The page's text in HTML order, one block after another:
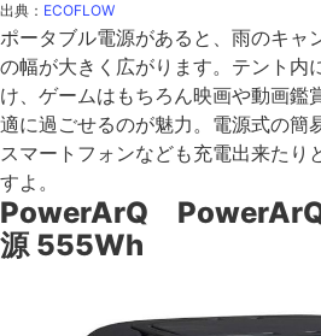
出典： ECOFLOW
ポータブル電源があると、雨のキャ
の幅が大きく広がります。テント内
け、ゲームはもちろん映画や動画鑑
適に過ごせるのが魅力。電源式の簡
スマートフォンなども充電出来たり
すよ。
PowerArQ PowerArQ
源 555Wh